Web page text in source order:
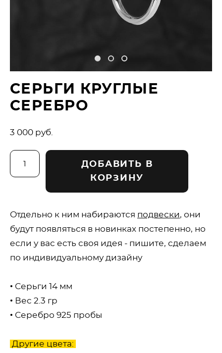
СЕРЬГИ КРУГЛЫЕ
СЕРЕБРО
3 000 pуб.
ДОБАВИТЬ В
КОРЗИНУ
Отдельно к ним набираются подвески, они
будут появляться в новинках постепенно, но
если у вас есть своя идея - пишите, сделаем
по индивидуальному дизайну
• Серьги 14 мм
• Вес 2.3 гр
• Серебро 925 пробы
Другие цвета: